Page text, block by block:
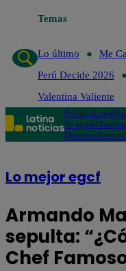
Temas
Lo último
Me
Perú Decide 2026
Valentina Valiente
PolíticaLima
Te ayudo
Deportes
Lo mejor egcf
Armando
sepulta:
Chef